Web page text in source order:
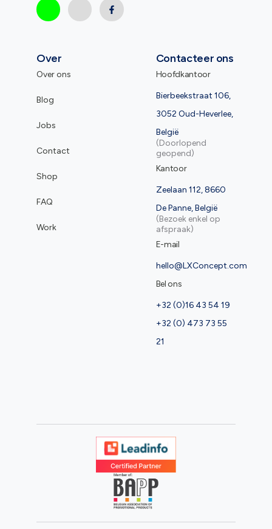
Over
Over ons
Blog
Jobs
Contact
Shop
FAQ
Work
Contacteer ons
Hoofdkantoor
Bierbeekstraat 106,
3052 Oud-Heverlee,
België
(Doorlopend
geopend)
Kantoor
Zeelaan 112, 8660
De Panne, België
(Bezoek enkel op
afspraak)
E-mail
hello@LXConcept.com
Bel ons
+32 (0)16 43 54 19
+32 (0) 473 73 55
21